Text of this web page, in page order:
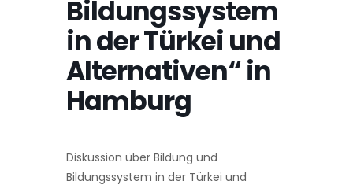
Bildungssystem
in der Türkei und
Alternativen“ in
Hamburg
Diskussion über Bildung und
Bildungssystem in der Türkei und